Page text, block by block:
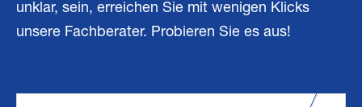
unklar, sein, erreichen Sie mit wenigen Klicks
unsere Fachberater. Probieren Sie es aus!